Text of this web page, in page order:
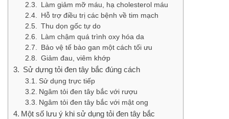
Làm giảm mỡ máu, hạ cholesterol máu
Hỗ trợ điều trị các bệnh về tim mạch
Thu dọn gốc tự do
Làm chậm quá trình oxy hóa da
Bảo vệ tế bào gan một cách tối ưu
Giảm đau, viêm khớp
Sử dựng tỏi đen tây bắc đúng cách
Sử dụng trực tiếp
Ngâm tỏi đen tây bắc với rượu
Ngâm tỏi đen tây bắc với mật ong
Một số lưu ý khi sử dụng tỏi đen tây bắc